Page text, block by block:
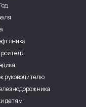
руководителю
детям